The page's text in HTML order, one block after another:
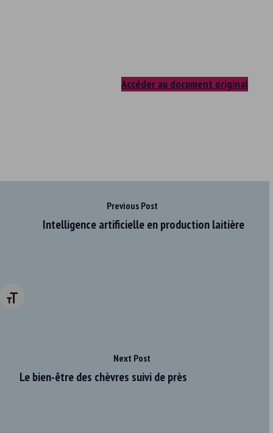
Changer la taille de la police
Accéder au document original
Previous Post
Intelligence artificielle en production laitière
Next Post
Le bien-être des chèvres suivi de près